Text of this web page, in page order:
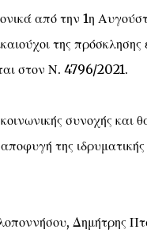
από την 1η
της πρόσκλησης
στον Ν. 4796/2021.
συνοχής και
της
Δημήτρης